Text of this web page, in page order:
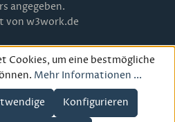
angegeben.
von w3work.de
Cookies, um eine bestmögliche
Mehr Informationen ...
Konfigurieren